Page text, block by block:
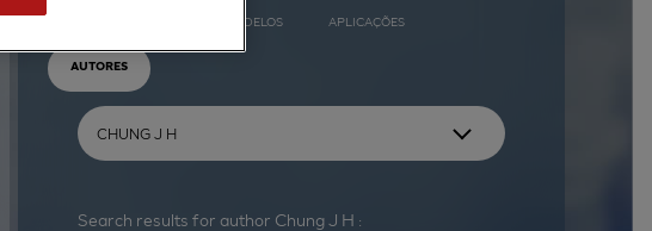
MODELOS APLICAÇÕES
AUTORES
Search results for author Chung J H :